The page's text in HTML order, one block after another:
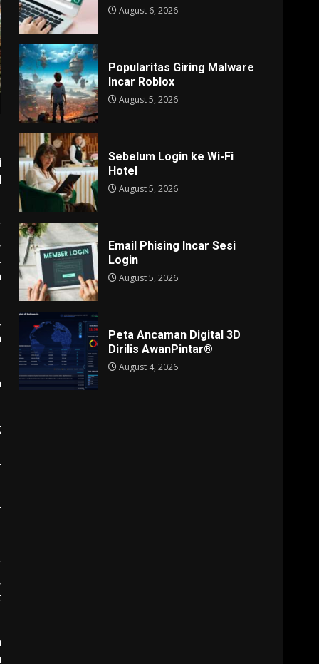
August 6, 2026
Popularitas Giring Malware
Incar Roblox
August 5, 2026
Sebelum Login ke Wi-Fi
Hotel
August 5, 2026
Email Phising Incar Sesi
Login
August 5, 2026
Peta Ancaman Digital 3D
Dirilis AwanPintar®
August 4, 2026